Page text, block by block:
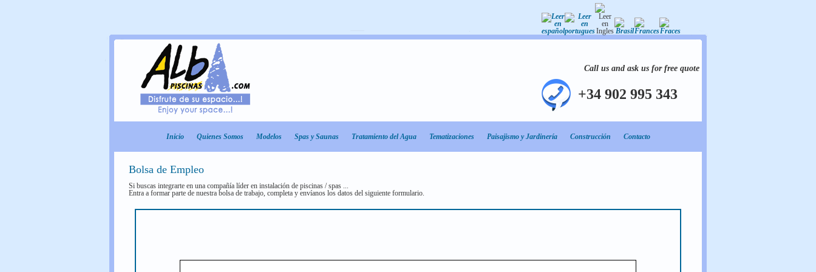
Call us and ask us for free quote
+34 902 995 343
Inicio Quienes Somos Modelos Spas y Saunas Tratamiento del Agua Tematizaciones Paisajismo y Jardinería Construcción Contacto
Bolsa de Empleo
Si buscas integrarte en una compañí­a lí­der en instalación de piscinas / spas ...
Entra a formar parte de nuestra bolsa de trabajo, completa y enví­anos los datos del siguiente formulario.